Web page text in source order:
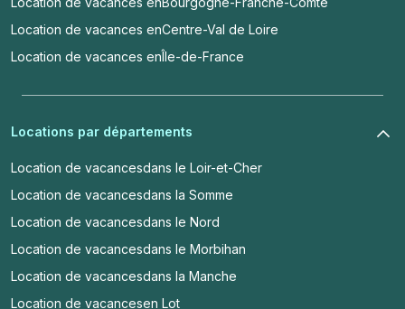
Location de vacances enCentre-Val de Loire
Location de vacances enÎle-de-France
Locations par départements
Location de vacancesdans le Loir-et-Cher
Location de vacancesdans la Somme
Location de vacancesdans le Nord
Location de vacancesdans le Morbihan
Location de vacancesdans la Manche
Location de vacancesen Lot